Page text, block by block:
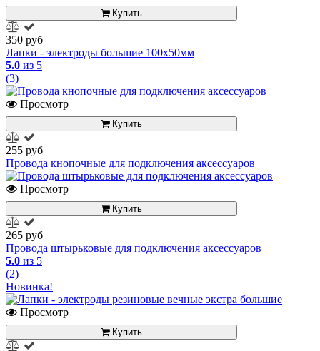
Купить
350 руб
Лапки - электроды большие 100x50мм
5.0 из 5
(3)
Просмотр
Купить
255 руб
Провода кнопочные для подключения аксессуаров
Просмотр
Купить
265 руб
Провода штырьковые для подключения аксессуаров
5.0 из 5
(2)
Новинка!
Просмотр
Купить